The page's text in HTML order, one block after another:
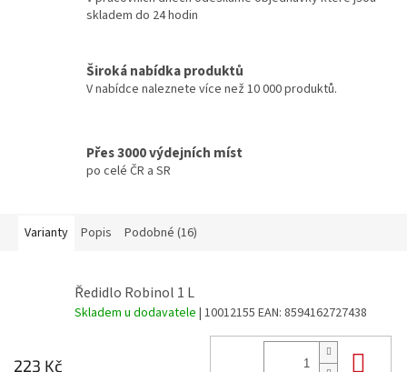
skladem do 24 hodin
Široká nabídka produktů
V nabídce naleznete více než 10 000 produktů.
Přes 3000 výdejních míst
po celé ČR a SR
Varianty Popis Podobné (16)
Ředidlo Robinol 1 L
Skladem u dodavatele | 10012155 EAN: 8594162727438
223 Kč